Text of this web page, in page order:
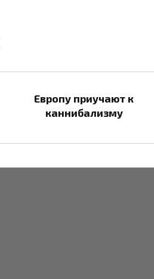
Европу приучают к
каннибализму